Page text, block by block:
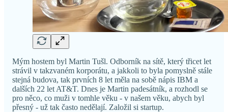
Mým hostem byl Martin Tušl. Odborník na sítě, který třicet let
strávil v takzvaném korporátu, a jakkoli to byla pomyslně stále
stejná budova, tak prvních 8 let měla na sobě nápis IBM a
dalších 22 let AT&T. Dnes je Martin padesátník, a rozhodl se
pro něco, co muži v tomhle věku - v našem věku, abych byl
přesný - už tak často nedělají. Založil si startup.